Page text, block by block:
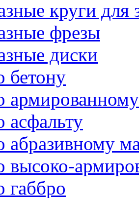
круги для
фрезы
диски
бетону
асфальту
абразивному
высоко-
габбро